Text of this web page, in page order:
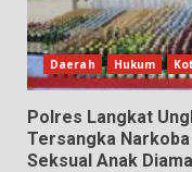
Daerah Hukum
Polres Langkat
Tersangka
Seksual Anak